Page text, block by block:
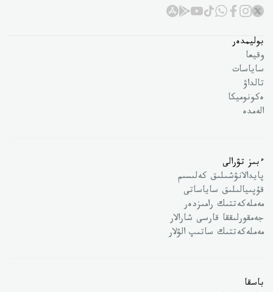
بوليمدەر
وقيعا
ساياسات
تالداۋ
ەكونوميكا
الەمدە
ءبىز تۋرالى
پايدالانۋشىلىق كەلىسىم
قۇپىيالىلىق ساياساتى
مەملەكەتتىك رامىزدەر
جەمقورلىققا قارسى شارالار
مەملەكەتتىك ساتىپ الۋلار
باسقا